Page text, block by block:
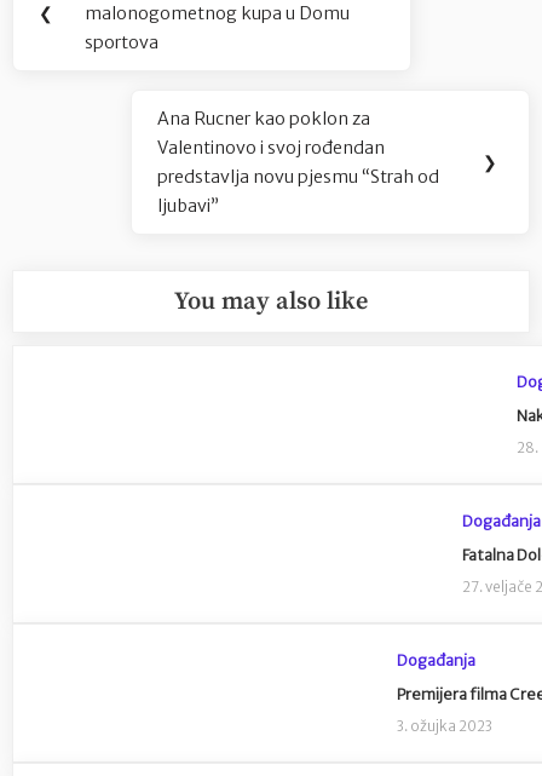
objava
❮
Post:
malonogometnog kupa u Domu
sportova
Next
Post:
Ana Rucner kao poklon za
Valentinovo i svoj rođendan
predstavlja novu pjesmu “Strah od
ljubavi”
❯
You may also like
28.
Događanja
Fatalna
27. veljače
Događanja
Premijera filma
3. ožujka 2023